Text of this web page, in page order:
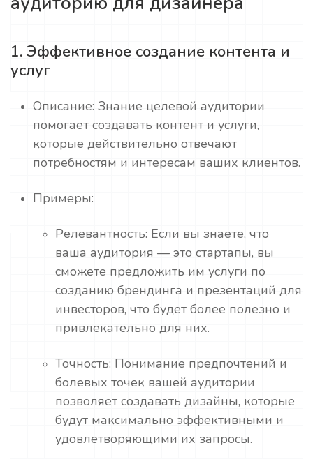
1. Эффективное создание контента и
услуг
Описание: Знание целевой аудитории
помогает создавать контент и услуги,
которые действительно отвечают
потребностям и интересам ваших клиентов.
Примеры:
Релевантность: Если вы знаете, что
ваша аудитория — это стартапы, вы
сможете предложить им услуги по
созданию брендинга и презентаций для
инвесторов, что будет более полезно и
привлекательно для них.
Точность: Понимание предпочтений и
болевых точек вашей аудитории
позволяет создавать дизайны, которые
будут максимально эффективными и
удовлетворяющими их запросы.